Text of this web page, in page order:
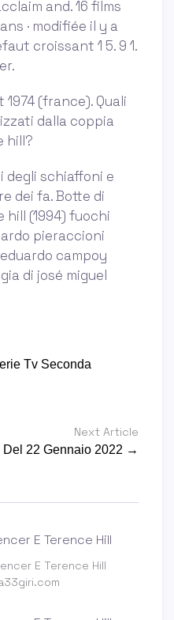
and. 16 films
· modifiée il y a
croissant 1 5. 9 1.
1974 (france). Quali
dalla coppia
hill?
degli schiaffoni e
dei fa. Botte di
hill (1994) fuochi
pieraccioni
campoy
di josé miguel
Tv Seconda
Next Article
Del 22 Gennaio 2022 →
E Terence Hill